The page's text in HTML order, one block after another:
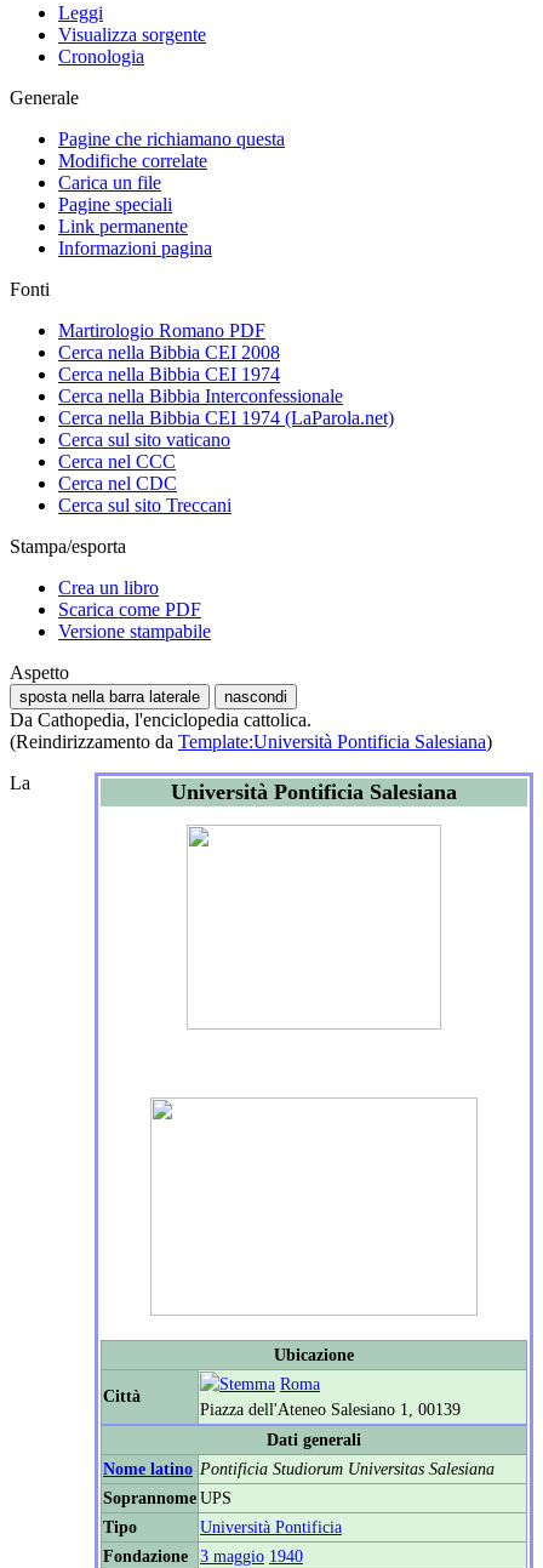
Leggi
Visualizza sorgente
Cronologia
Generale
Pagine che richiamano questa
Modifiche correlate
Carica un file
Pagine speciali
Link permanente
Informazioni pagina
Fonti
Martirologio Romano PDF
Cerca nella Bibbia CEI 2008
Cerca nella Bibbia CEI 1974
Cerca nella Bibbia Interconfessionale
Cerca nella Bibbia CEI 1974 (LaParola.net)
Cerca sul sito vaticano
Cerca nel CCC
Cerca nel CDC
Cerca sul sito Treccani
Stampa/esporta
Crea un libro
Scarica come PDF
Versione stampabile
Aspetto
sposta nella barra laterale nascondi
Da Cathopedia, l'enciclopedia cattolica.
(Reindirizzamento da Template:Università Pontificia Salesiana)
Università Pontificia Salesiana
Ubicazione
Città
Roma
Piazza dell'Ateneo Salesiano 1, 00139
Dati generali
Nome latino Pontificia Studiorum Universitas Salesiana
SoprannomeUPS
Tipo
Università Pontificia
Fondazione
3 maggio 1940
La